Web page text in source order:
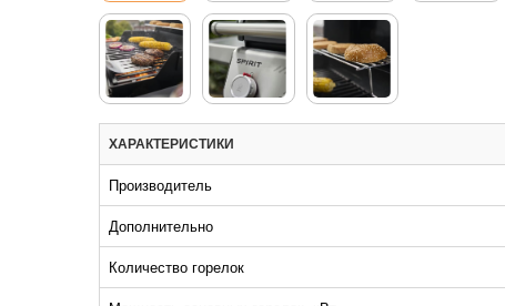
ХАРАКТЕРИСТИКИ
Производитель
Дополнительно
Количество горелок